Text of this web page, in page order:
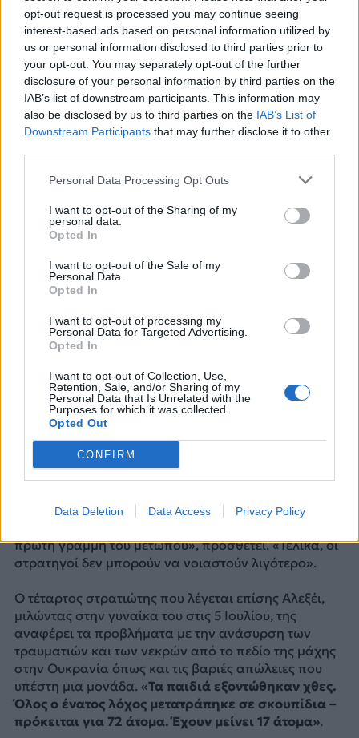
opt-out request is processed you may continue seeing
interest-based ads based on personal information utilized by
us or personal information disclosed to third parties prior to
your opt-out. You may separately opt-out of the further
disclosure of your personal information by third parties on the
IAB’s list of downstream participants. This information may
also be disclosed by us to third parties on the IAB’s List of
Downstream Participants that may further disclose it to other
Personal Data Processing Opt Outs
I want to opt-out of the Sharing of my
personal data.
Opted In
I want to opt-out of the Sale of my
Personal Data.
Opted In
I want to opt-out of processing my
Personal Data for Targeted Advertising.
Opted In
I want to opt-out of Collection, Use,
Retention, Sale, and/or Sharing of my
Personal Data that Is Unrelated with the
Purposes for which it was collected.
Opted Out
CONFIRM
Data Deletion Data Access Privacy Policy
σήμερα».
Περίπου εννέα μήνες αργότερα, ο στρατιώτης Αλεξέι,
μιλούσε στο τηλέφωνο με την μητέρα του από την
Ουκρανία μιλώντας παραστατικά για τις απώλειες
στο πεδίο της μάχης.
«Διαλύθηκαν. Βρίσκονται εκεί: δεν μπορούν καν να
μαζέψουν κάποια από αυτά. Έχουν ήδη σαπίσει – τα
έχουν φάει τα σκουλήκια», της είπε στις 12 Ιουλίου. Η
Έλενα του απάντησε: «Αλήθεια;»
«Απλά φαντάσου, πεταμένος στην πρώτη γραμμή
χωρίς εξοπλισμό, χωρίς τίποτα», λέει στη μητέρα του.
Η ίδια δεν απάντησε σε αίτημα του Reuters να
σχολιάσει το θέμα.
Ο Αλεξέι λέει ότι επίστρατοι όπως ο ίδιος
στάλθηκαν
στην πρώτη γραμμή, παρά τις διαβεβαιώσεις του
Πούτιν ότι αυτό δεν θα γίνει
απαιτούμενο εξοπλισμό για να πολεμήσουν. Το
Κρεμλίνο δεν ανταποκρίθηκε σε αίτημα να
σχολιάσει το εν λόγω θέμα.
Ο Αλεξέι χλευάζει τους ανωτέρους του και την
ανώτατη διοίκηση του στρατού για την απόκρυψη
απωλειών στρατιωτών από τον Πούτιν. «Τα πάντα
πρώτη γραμμή του μετώπου», προσθέτει. «Τελικά, οι
στρατηγοί δεν μπορούν να νοιαστούν λιγότερο».
Ο τέταρτος στρατιώτης που λέγεται επίσης Αλεξέι,
μιλώντας στην γυναίκα του στις 5 Ιουλίου, της
αναφέρει τα προβλήματα με την ανάσυρση των
τραυματιών και των νεκρών από το πεδίο της μάχης
στην Ουκρανία όπως και τις βαριές απώλειες που
υπέστη μια μονάδα. «Τα παιδιά εξοντώθηκαν χθες.
Όλος ο ένατος λόχος μετατράπηκε σε σκουπίδια –
πρόκειται για 72 άτομα. Έχουν μείνει 17 άτομα».